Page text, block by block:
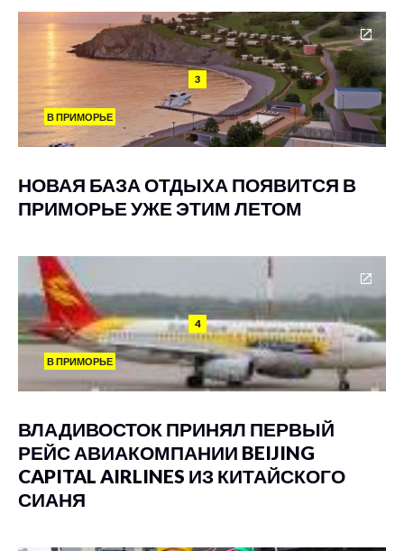
3
В ПРИМОРЬЕ
НОВАЯ БАЗА ОТДЫХА ПОЯВИТСЯ В
ПРИМОРЬЕ УЖЕ ЭТИМ ЛЕТОМ
4
В ПРИМОРЬЕ
ВЛАДИВОСТОК ПРИНЯЛ ПЕРВЫЙ
РЕЙС АВИАКОМПАНИИ BEIJING
CAPITAL AIRLINES ИЗ КИТАЙСКОГО
СИАНЯ